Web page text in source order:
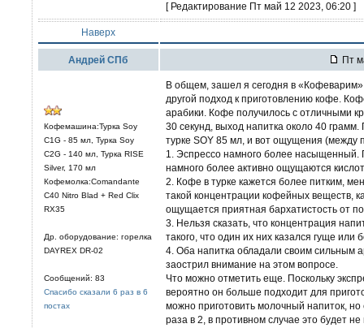
[ Редактирование Пт май 12 2023, 06:20 ]
Наверх
Андрей СПб Пт
Кофемашина:Турка Soy
C1G - 85 мл, Турка Soy
C2G - 140 мл, Турка RISE
Silver, 170 мл
Кофемолка:Comandante
C40 Nitro Blad + Red Clix
RX35
Др. оборудование: горелка
DAYREX DR-02
Сообщений: 83
Спасибо сказали 6 раз в 6
постах
В общем, зашел я сегодня в
другой подход к приготовлению кофе.
арабики. Кофе получилось с отличными
30 секунд, выход напитка около 40
турке SOY 85 мл, и вот ощущения (между
1. Эспрессо намного более
намного более активно ощущаются
2. Кофе в турке кажется более питким,
такой концентрации кофейных веществ,
ощущается приятная бархатистость от
3. Нельзя сказать, что концентрация
такого, что один их них казался гуще или
4. Оба напитка обладали своим сильным
заострил внимание на этом вопросе.
Что можно отметить еще. Поскольку
вероятно он больше подходит для
можно приготовить молочный напиток,
раза в 2, в противном случае это будет